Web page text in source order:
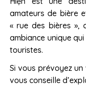
amateurs de bière
« rue des bières »,
ambiance unique
touristes.
Si vous prévoyez
vous conseille